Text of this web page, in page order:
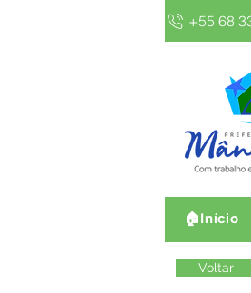
+55 68
🏠Início
Voltar